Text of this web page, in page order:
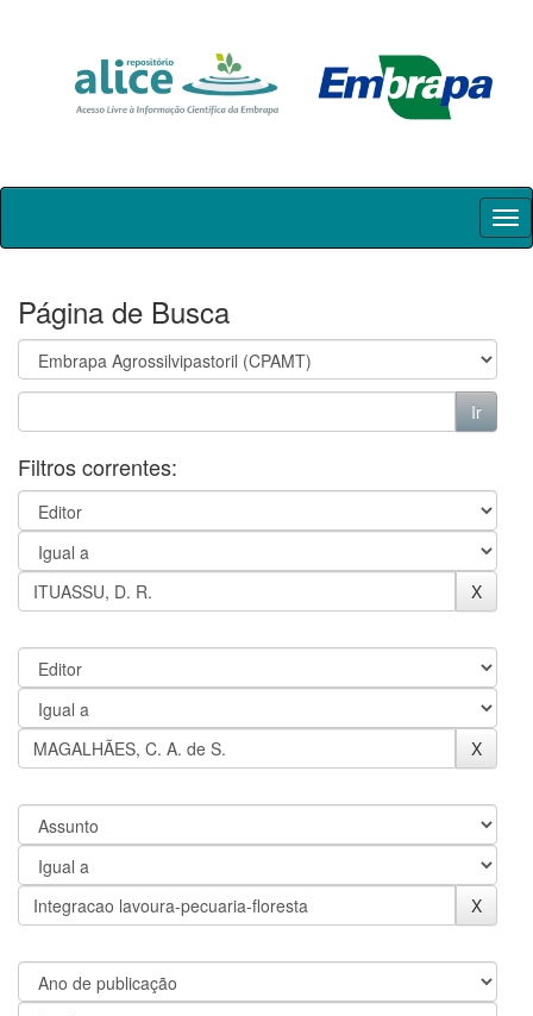
Skip
Página de Busca
Filtros correntes: